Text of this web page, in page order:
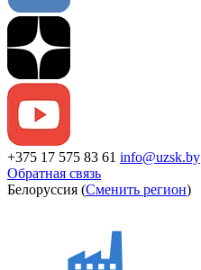
+375 17 575 83 61 info@uzsk.by
Обратная связь
Белоруссия (Сменить регион)